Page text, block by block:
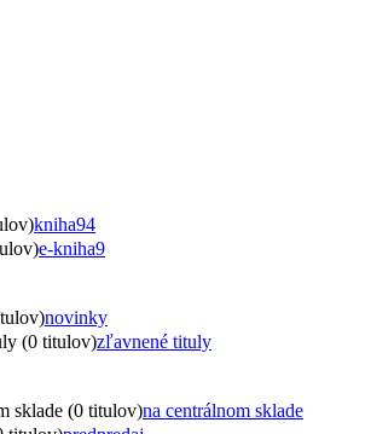
kniha94
e-kniha9
novinky
(0 titulov)zľavnené tituly
sklade (0 titulov)na centrálnom sklade